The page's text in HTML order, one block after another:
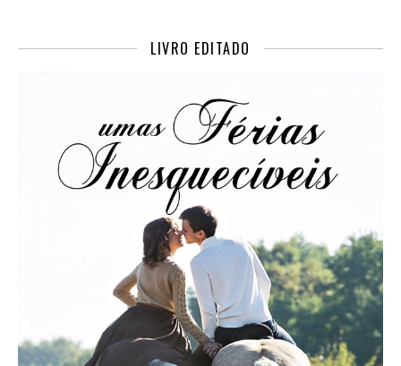
LIVRO EDITADO